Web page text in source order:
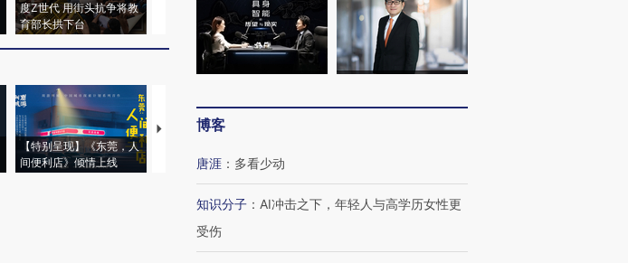
度Z世代 用街头抗争将教
育部长拱下台
机”？难民潮撕裂西班牙
128毫米 紧急转移近
4000人
雨 3小时累计雨量超80毫
【特别呈现】《东莞，人
间便利店》倾情上线
【推广】走进第四届链博
博客
唐涯 ： 多看少动
知识分子 ： AI冲击之下，年轻人与高学历女性更
受伤